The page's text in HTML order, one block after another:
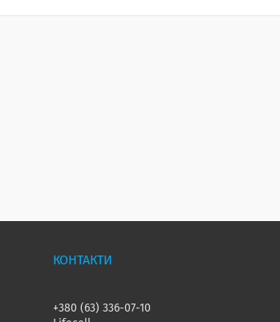
+380 (63) 336-07-10